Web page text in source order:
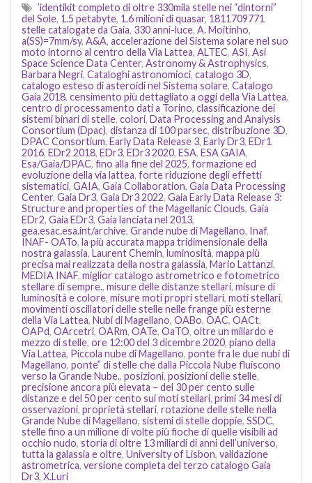
’identikit completo di oltre 330mila stelle nei “dintorni”
del Sole, 1.5 petabyte, 1.6 milioni di quasar, 1811709771
stelle catalogate da Gaia, 330 anni-luce, A. Moitinho,
a(SS)=7mm/sy, A&A, accelerazione del Sistema solare nel suo
moto intorno al centro della Via Lattea, ALTEC, ASI, Asi
Space Science Data Center, Astronomy & Astrophysics,
Barbara Negri, Cataloghi astronomioci, catalogo 3D,
catalogo esteso di asteroidi nel Sistema solare, Catalogo
Gaia 2018, censimento più dettagliato a oggi della Via Lattea,
centro di processamento dati a Torino, classificazione dei
sistemi binari di stelle, colori, Data Processing and Analysis
Consortium (Dpac), distanza di 100 parsec, distribuzione 3D,
DPAC Consortium, Early Data Release 3, Early Dr3, EDr1
2016, EDr2 2018, EDr3, EDr3 2020, ESA, ESA GAIA,
Esa/Gaia/DPAC, fino alla fine del 2025, formazione ed
evoluzione della via lattea, forte riduzione degli effetti
sistematici, GAIA, Gaia Collaboration, Gaia Data Processing
Center, Gaia Dr3, Gaia Dr3 2022, Gaia Early Data Release 3:
Structure and properties of the Magellanic Clouds, Gaia
EDr2, Gaia EDr3, Gaia lanciata nel 2013,
gea.esac.esa.int/archive, Grande nube di Magellano, Inaf,
INAF- OATo, la più accurata mappa tridimensionale della
nostra galassia, Laurent Chemin, luminosità, mappa più
precisa mai realizzata della nostra galassia, Mario Lattanzi,
MEDIA INAF, miglior catalogo astrometrico e fotometrico
stellare di sempre., misure delle distanze stellari, misure di
luminosità e colore, misure moti propri stellari, moti stellari,
movimenti oscillatori delle stelle nelle frange più esterne
della Via Lattea, Nubi di Magellano, OABo, OAC, OACt,
OAPd, OArcetri, OARm, OATe, OaTO, oltre un miliardo e
mezzo di stelle, ore 12:00 del 3 dicembre 2020, piano della
Via Lattea, Piccola nube di Magellano, ponte fra le due nubi di
Magellano, ponte” di stelle che dalla Piccola Nube fluiscono
verso la Grande Nube., posizioni, posizioni delle stelle,
precisione ancora più elevata – del 30 per cento sulle
distanze e del 50 per cento sui moti stellari, primi 34 mesi di
osservazioni, proprietà stellari, rotazione delle stelle nella
Grande Nube di Magellano, sistemi di stelle doppie, SSDC,
stelle fino a un milione di volte più fioche di quelle visibili ad
occhio nudo, storia di oltre 13 miliardi di anni dell’universo,
tutta la galassia e oltre, University of Lisbon, validazione
astrometrica, versione completa del terzo catalogo Gaia
Dr3, X.Luri